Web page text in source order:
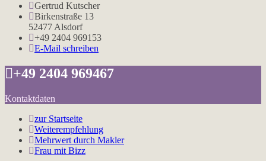
Gertrud Kutscher
Birkenstraße 13
52477 Alsdorf
+49 2404 969153
E-Mail schreiben
+49 2404 969467
Kontaktdaten
zur Startseite
Weiterempfehlung
Mehrwert durch Makler
Frau mit Bizz